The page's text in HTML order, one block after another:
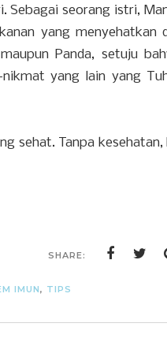
Sebagai seorang istri,
yang menyehatkan
Panda, setuju
yang lain yang
sehat. Tanpa kesehatan,
SHARE:
IMUN, TIPS